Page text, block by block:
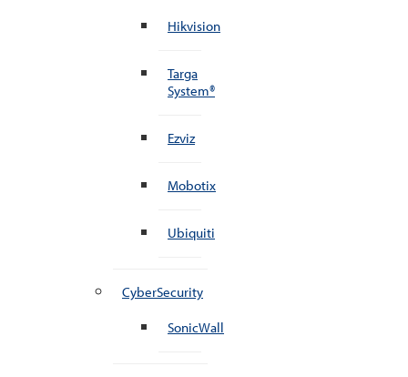
Hikvision
Targa
System®
Ezviz
Mobotix
Ubiquiti
CyberSecurity
SonicWall